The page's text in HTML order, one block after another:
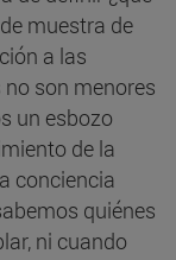
muestra de
a las
son menores
un esbozo
de la
conciencia
quiénes
ni cuando